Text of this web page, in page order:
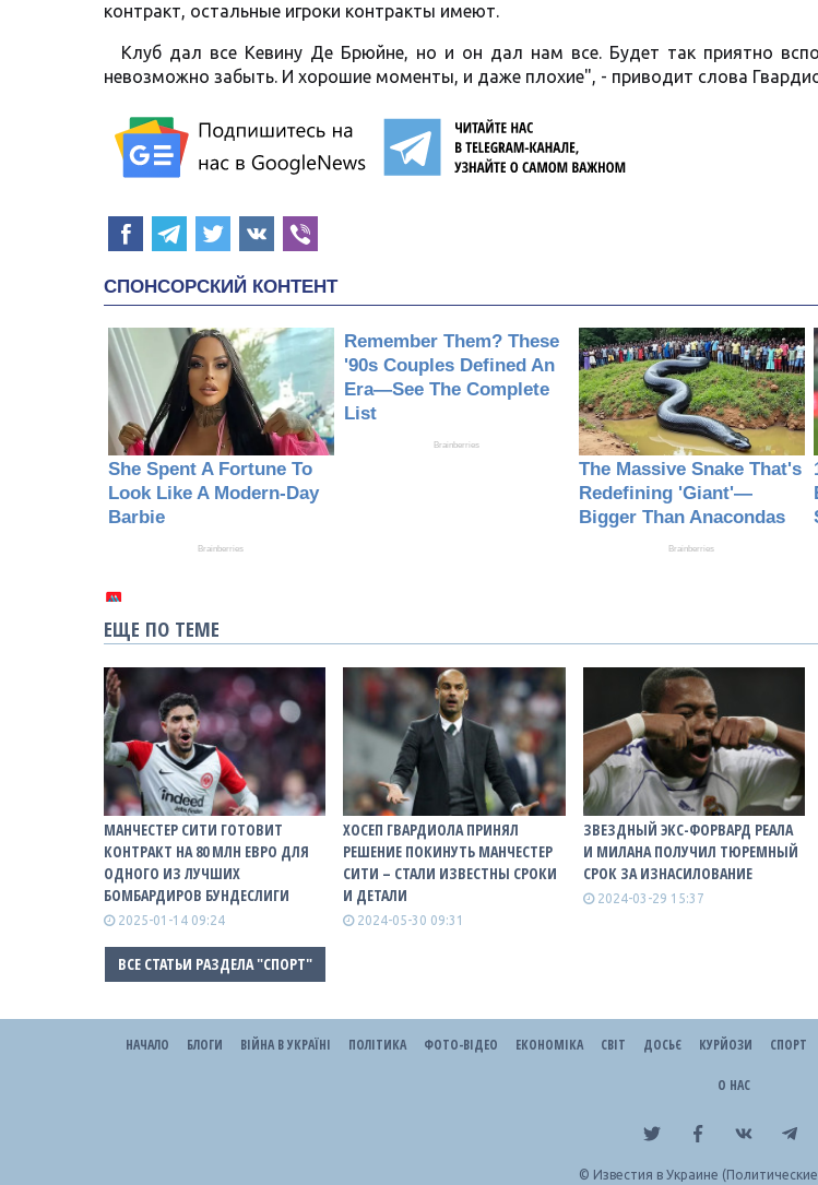
контракт, остальные игроки контракты имеют.
Клуб дал все Кевину Де Брюйне, но и он дал нам все. Будет так приятно
невозможно забыть. И хорошие моменты, и даже плохие", - приводит слова
ЕЩЕ ПО ТЕМЕ
МАНЧЕСТЕР СИТИ ГОТОВИТ
КОНТРАКТ НА 80 МЛН ЕВРО ДЛЯ
ОДНОГО ИЗ ЛУЧШИХ
БОМБАРДИРОВ БУНДЕСЛИГИ
2025-01-14 09:24
ХОСЕП ГВАРДИОЛА ПРИНЯЛ
РЕШЕНИЕ ПОКИНУТЬ МАНЧЕСТЕР
СИТИ – СТАЛИ ИЗВЕСТНЫ СРОКИ
И ДЕТАЛИ
2024-05-30 09:31
ЗВЕЗДНЫЙ ЭКС-ФОРВАРД РЕАЛА
И МИЛАНА ПОЛУЧИЛ ТЮРЕМНЫЙ
СРОК ЗА ИЗНАСИЛОВАНИЕ
2024-03-29 15:37
ВСЕ СТАТЬИ РАЗДЕЛА "СПОРТ"
НАЧАЛО БЛОГИ ВІЙНА В УКРАЇНІ ПОЛІТИКА ФОТО-ВІДЕО ЕКОНОМІКА СВІТ ДОСЬЄ КУРЙОЗИ СПОРТ
О НАС
© Известия в Украине